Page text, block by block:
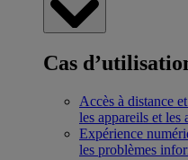
Cas
Accès à distance
les appareils et les
Expérience
les problèmes